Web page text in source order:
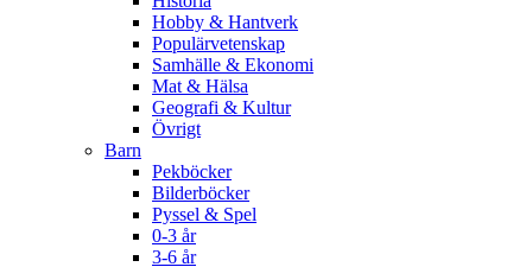
Hobby & Hantverk
Populärvetenskap
Samhälle & Ekonomi
Mat & Hälsa
Geografi & Kultur
Övrigt
Barn
Pekböcker
Bilderböcker
Pyssel & Spel
0-3 år
3-6 år